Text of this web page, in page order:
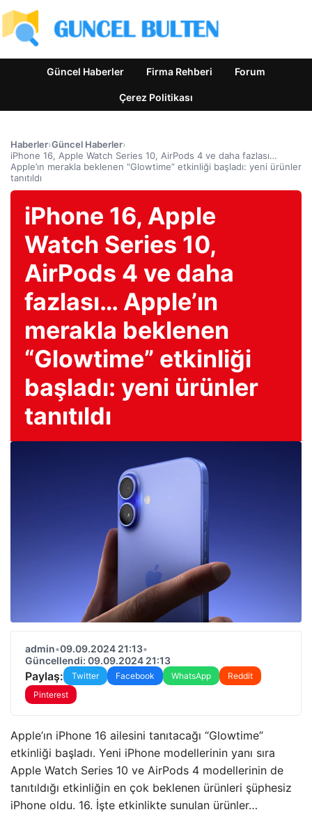
Güncel Haberler Firma Rehberi Forum
Çerez Politikası
Haberler›Güncel Haberler›
iPhone 16, Apple Watch Series 10, AirPods 4 ve daha fazlası…
Apple’ın merakla beklenen “Glowtime” etkinliği başladı: yeni ürünler
tanıtıldı
iPhone 16, Apple
Watch Series 10,
AirPods 4 ve daha
fazlası… Apple’ın
merakla beklenen
“Glowtime” etkinliği
başladı: yeni ürünler
tanıtıldı
admin•09.09.2024 21:13•
Güncellendi: 09.09.2024 21:13
Paylaş: Twitter Facebook WhatsApp
Reddit
Pinterest
Apple’ın iPhone 16 ailesini tanıtacağı “Glowtime”
etkinliği başladı. Yeni iPhone modellerinin yanı sıra
Apple Watch Series 10 ve AirPods 4 modellerinin de
tanıtıldığı etkinliğin en çok beklenen ürünleri şüphesiz
iPhone oldu. 16. İşte etkinlikte sunulan ürünler…